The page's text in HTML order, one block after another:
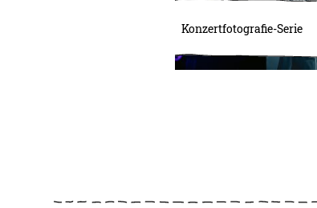
Konzertfotografie-Serie